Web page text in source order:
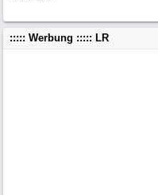
::::: Werbung ::::: LR